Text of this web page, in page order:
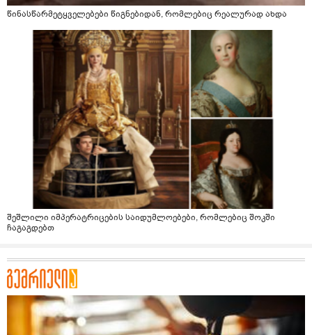
წინასწარმეტყველებები წიგნებიდან, რომლებიც რეალურად ახდა
შეშლილი იმპერატრიცების საიდუმლოებები, რომლებიც შოკში
ჩაგაგდებთ